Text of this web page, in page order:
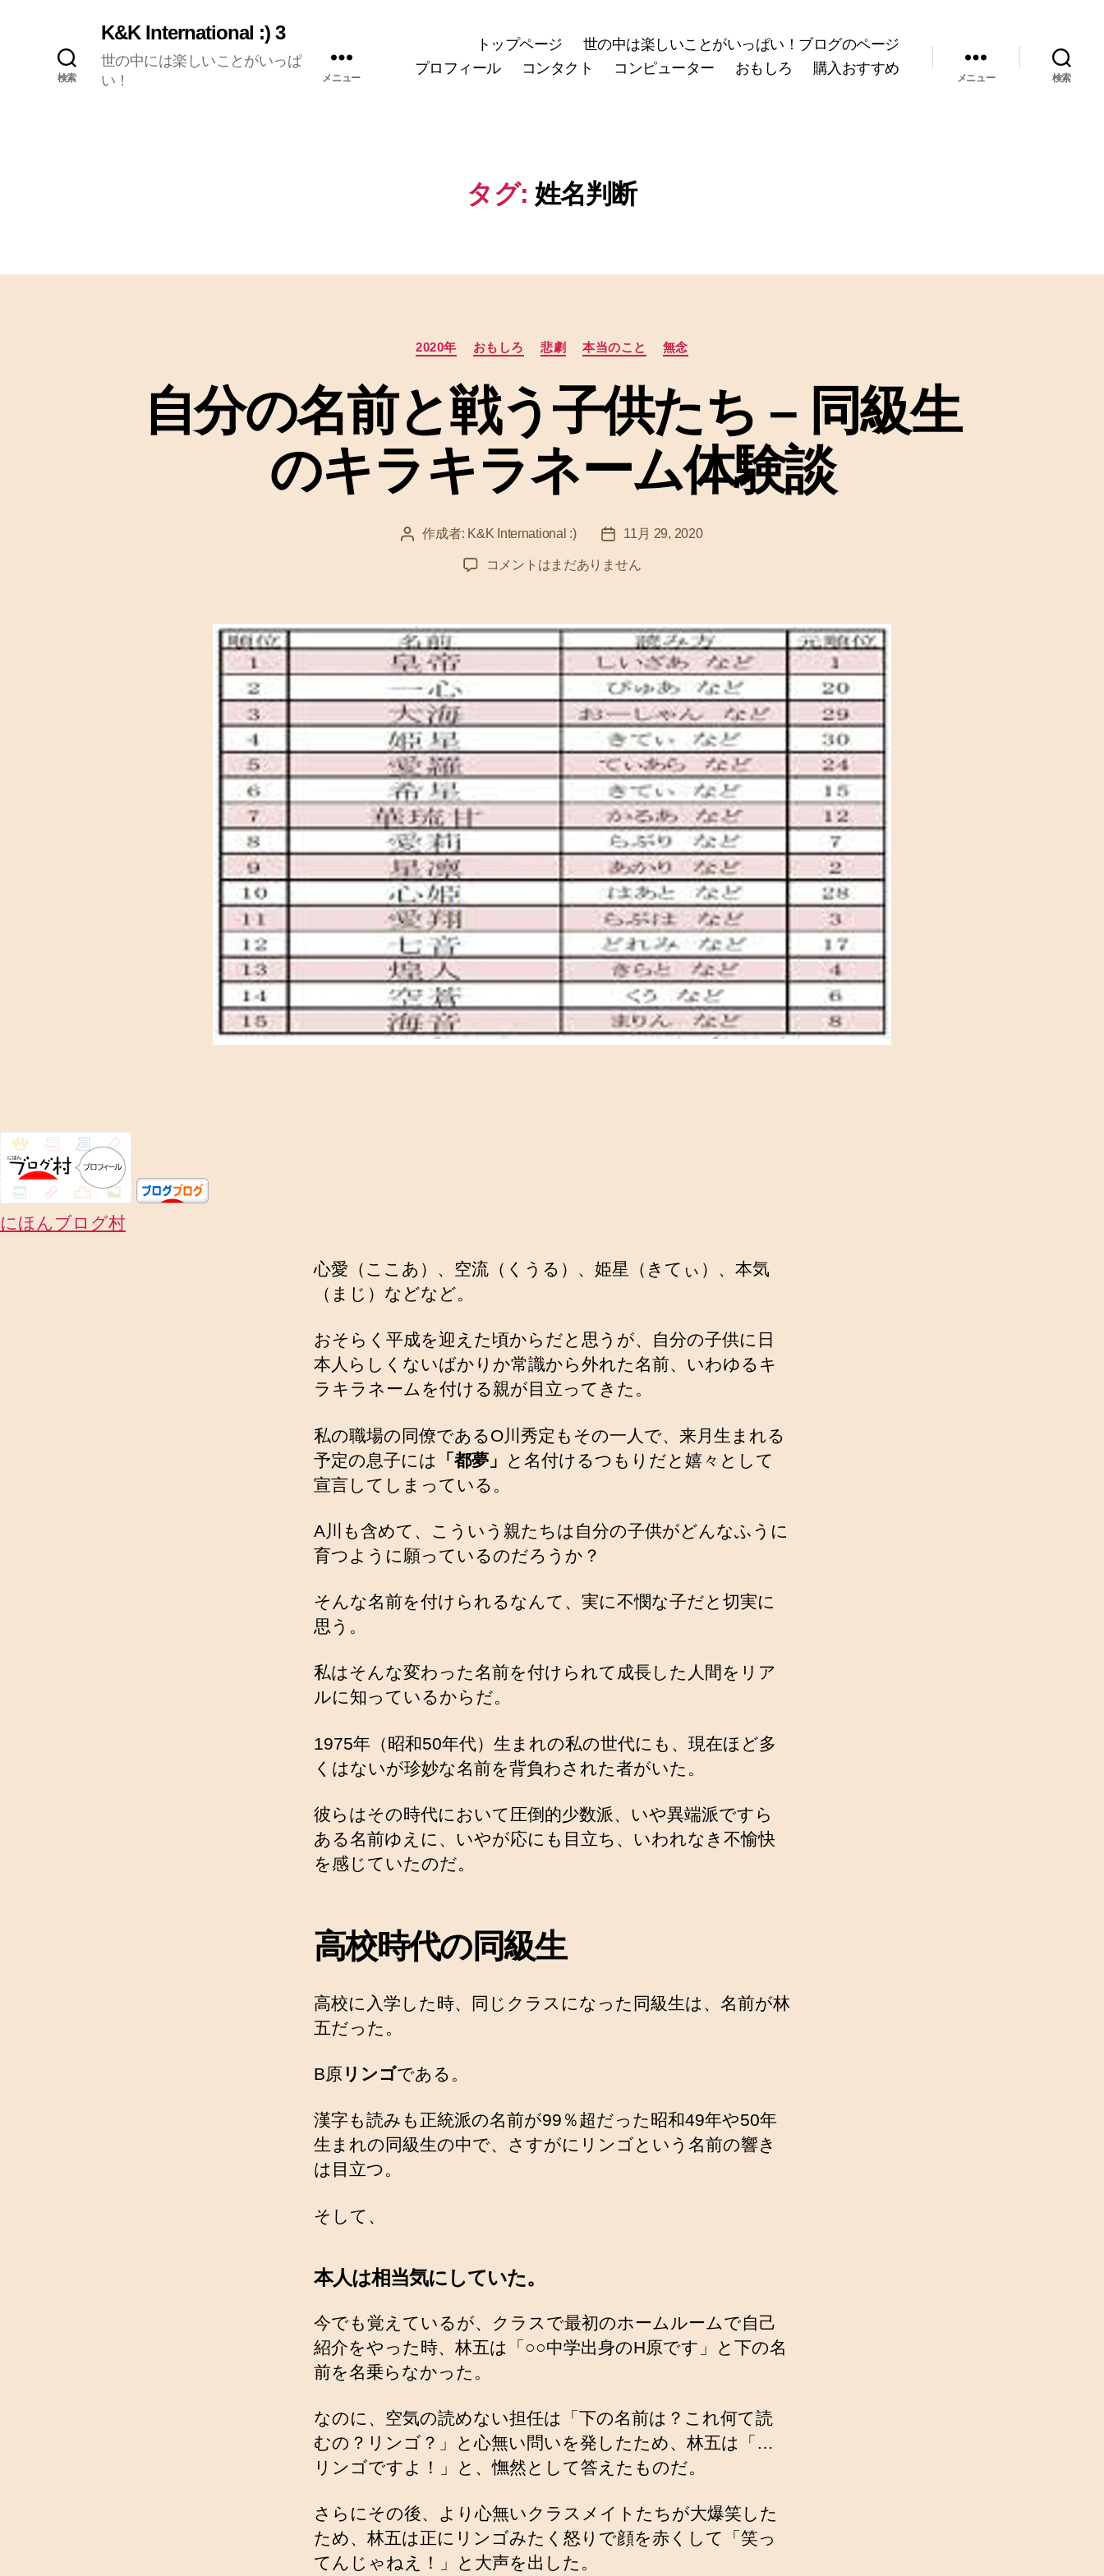
検索
K&K International :) 3
世の中には楽しいことがいっぱ
い！
メニュー
トップページ
世の中は楽しいことがいっぱい！ブログのページ
プロフィール
コンタクト コンピューター おもしろ 購入おすすめ
メニュー 検索
タグ: 姓名判断
カ
テ
リ
ー
2020年 おもしろ 悲劇 本当のこと 無念
自分の名前と戦う子供たち – 同級生
のキラキラネーム体験談
投
作成者: K&K International :)
投
日
11月 29, 2020
自
名
前
う
子
ち
–
生
の
ラ
ネ
ム
体
コメントはまだありません
にほんブログ村
心愛（ここあ）、空流（くうる）、姫星（きてぃ）、本気
（まじ）などなど。
おそらく平成を迎えた頃からだと思うが、自分の子供に日
本人らしくないばかりか常識から外れた名前、いわゆるキ
ラキラネームを付ける親が目立ってきた。
私の職場の同僚であるO川秀定もその一人で、来月生まれる
予定の息子には
「都夢」
と名付けるつもりだと嬉々として
宣言してしまっている。
A川も含めて、こういう親たちは自分の子供がどんなふうに
育つように願っているのだろうか？
そんな名前を付けられるなんて、実に不憫な子だと切実に
思う。
私はそんな変わった名前を付けられて成長した人間をリア
ルに知っているからだ。
1975年（昭和50年代）生まれの私の世代にも、現在ほど多
くはないが珍妙な名前を背負わされた者がいた。
彼らはその時代において圧倒的少数派、いや異端派ですら
ある名前ゆえに、いやが応にも目立ち、いわれなき不愉快
を感じていたのだ。
高校時代の同級生
高校に入学した時、同じクラスになった同級生は、名前が林
五だった。
B原リンゴである。
漢字も読みも正統派の名前が99％超だった昭和49年や50年
生まれの同級生の中で、さすがにリンゴという名前の響き
は目立つ。
そして、
本人は相当気にしていた。
今でも覚えているが、クラスで最初のホームルームで自己
紹介をやった時、林五は「○○中学出身のH原です」と下の名
前を名乗らなかった。
なのに、空気の読めない担任は「下の名前は？これ何て読
むの？リンゴ？」と心無い問いを発したため、林五は「…
リンゴですよ！」と、憮然として答えたものだ。
さらにその後、より心無いクラスメイトたちが大爆笑した
ため、林五は正にリンゴみたく怒りで顔を赤くして「笑っ
てんじゃねえ！」と大声を出した。